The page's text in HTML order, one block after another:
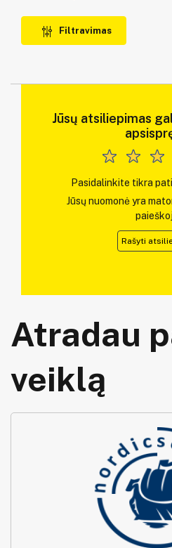
Filtravimas
Jūsų atsiliepimas
Pasidalinkite tikra
Jūsų nuomonė yra
Rašyti
Atradau
veiklą